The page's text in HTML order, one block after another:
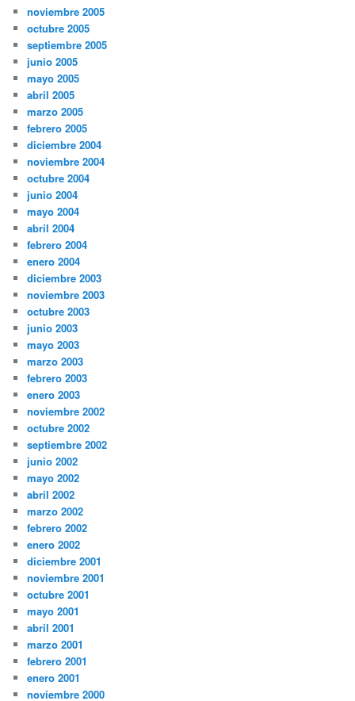
noviembre 2005
octubre 2005
septiembre 2005
junio 2005
mayo 2005
abril 2005
marzo 2005
febrero 2005
diciembre 2004
noviembre 2004
octubre 2004
junio 2004
mayo 2004
abril 2004
febrero 2004
enero 2004
diciembre 2003
noviembre 2003
octubre 2003
junio 2003
mayo 2003
marzo 2003
febrero 2003
enero 2003
noviembre 2002
octubre 2002
septiembre 2002
junio 2002
mayo 2002
abril 2002
marzo 2002
febrero 2002
enero 2002
diciembre 2001
noviembre 2001
octubre 2001
mayo 2001
abril 2001
marzo 2001
febrero 2001
enero 2001
noviembre 2000